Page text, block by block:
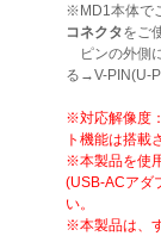
※MD1本体で
コネクタをご
ピンの外側
る→V-PIN(U-
※対応解像度
ト機能は搭載
※本製品を使
(USB-ACアダ
い。
※本製品は、